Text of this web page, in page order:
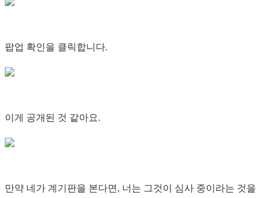
팝업 확인을 클릭합니다.
이게 공개된 것 같아요.
만약 네가 계기판을 본다면, 너는 그것이 심사 중이라는 것을